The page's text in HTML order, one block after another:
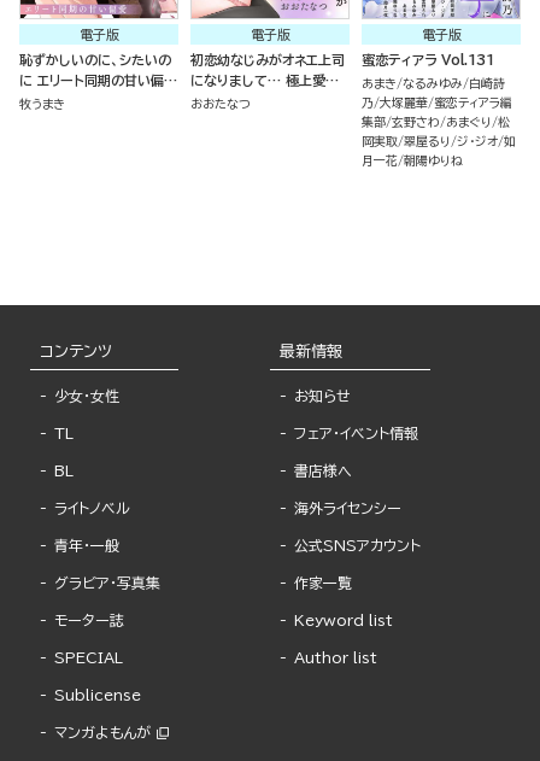
電子版
恥ずかしいのに、シたいの
に エリート同期の甘い偏愛
（単話版）
牧うまき
電子版
初恋幼なじみがオネエ上司
になりまして… 極上愛撫
で甘く乱される（単話版）
おおたなつ
電子版
蜜恋ティアラ Vol.131
あまき なるみゆみ
白崎詩
乃 大塚麗華 蜜恋ティアラ編
集部 玄野さわ あまぐり
松
岡実取 翠屋るり ジ・ジオ 如
月一花 朝陽ゆりね
コンテンツ
少女・女性
TL
BL
ライトノベル
青年・一般
グラビア・写真集
モーター誌
SPECIAL
Sublicense
マンガよもんが
最新情報
お知らせ
フェア・イベント情報
書店様へ
海外ライセンシー
公式SNSアカウント
作家一覧
Keyword list
Author list